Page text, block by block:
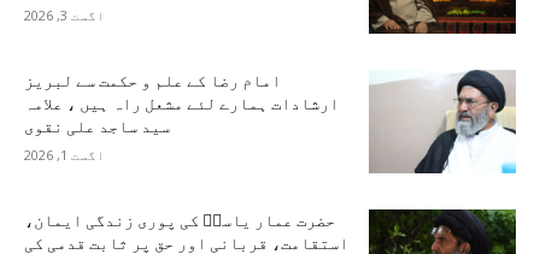
اگست 3, 2026
امام رضا کے علم و حکمت سے لبریز
ارشادات ہمارے لئے مشعل راہ ہیں ، علامہ
سید ساجد علی نقوی
اگست 1, 2026
حضرت عمار یاسرؑ کی پوری زندگی ایمان،
استقامت، قربانی اور حق پر ثابت قدمی کی